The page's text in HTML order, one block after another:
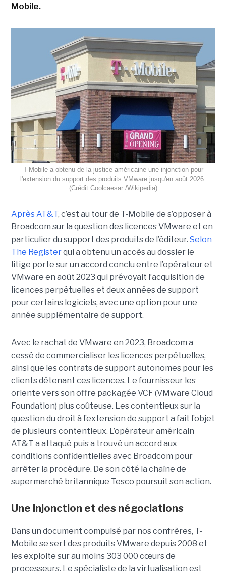
Mobile.
T-Mobile a obtenu de la justice américaine une injonction pour
l'extension du support des produits VMware jusqu'en août 2026.
(Crédit Coolcaesar /Wikipedia)
Après AT&T, c’est au tour de T-Mobile de s’opposer à
Broadcom sur la question des licences VMware et en
particulier du support des produits de l’éditeur. Selon
The Registerqui a obtenu un accès au dossier le
litige porte sur un accord conclu entre l’opérateur et
VMware en août 2023 qui prévoyait l’acquisition de
licences perpétuelles et deux années de support
pour certains logiciels, avec une option pour une
année supplémentaire de support.
Avec le rachat de VMware en 2023, Broadcom a
cessé de commercialiser les licences perpétuelles,
ainsi que les contrats de support autonomes pour les
clients détenant ces licences. Le fournisseur les
oriente vers son offre packagée VCF (VMware Cloud
Foundation) plus coûteuse. Les contentieux sur la
question du droit à l’extension de support a fait l’objet
de plusieurs contentieux. L’opérateur américain
AT&T a attaqué puis a trouvé un accord aux
conditions confidentielles avec Broadcom pour
arrêter la procédure. De son côté la chaîne de
supermarché britannique Tesco poursuit son action.
Une injonction et des négociations
Dans un document compulsé par nos confrères, T-
Mobile se sert des produits VMware depuis 2008 et
les exploite sur au moins 303 000 cœurs de
processeurs. Le spécialiste de la virtualisation est